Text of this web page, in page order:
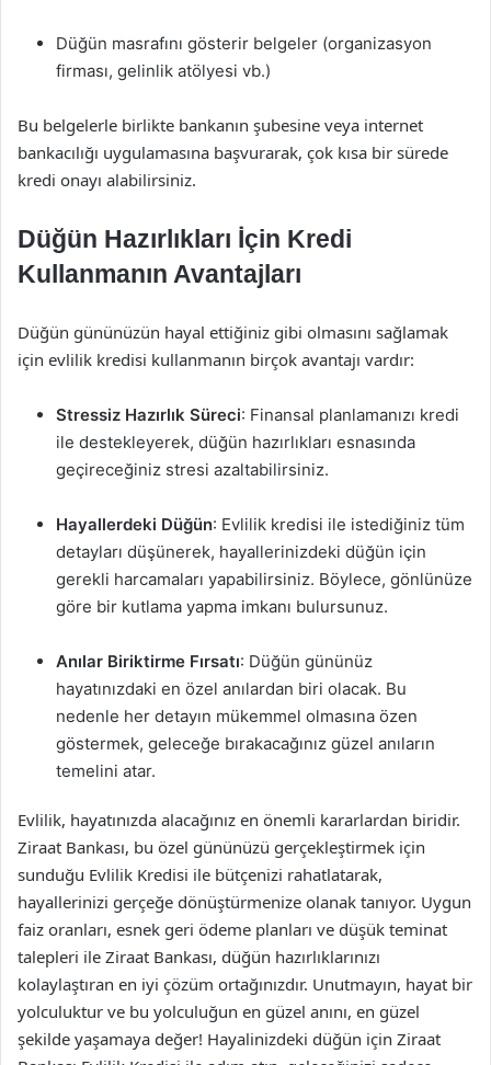
Düğün masrafını gösterir belgeler (organizasyon
firması, gelinlik atölyesi vb.)
Bu belgelerle birlikte bankanın şubesine veya internet
bankacılığı uygulamasına başvurarak, çok kısa bir sürede
kredi onayı alabilirsiniz.
Düğün Hazırlıkları İçin Kredi
Kullanmanın Avantajları
Düğün gününüzün hayal ettiğiniz gibi olmasını sağlamak
için evlilik kredisi kullanmanın birçok avantajı vardır:
Stressiz Hazırlık Süreci: Finansal planlamanızı kredi
ile destekleyerek, düğün hazırlıkları esnasında
geçireceğiniz stresi azaltabilirsiniz.
Hayallerdeki Düğün: Evlilik kredisi ile istediğiniz tüm
detayları düşünerek, hayallerinizdeki düğün için
gerekli harcamaları yapabilirsiniz. Böylece, gönlünüze
göre bir kutlama yapma imkanı bulursunuz.
Anılar Biriktirme Fırsatı: Düğün gününüz
hayatınızdaki en özel anılardan biri olacak. Bu
nedenle her detayın mükemmel olmasına özen
göstermek, geleceğe bırakacağınız güzel anıların
temelini atar.
Evlilik, hayatınızda alacağınız en önemli kararlardan biridir.
Ziraat Bankası, bu özel gününüzü gerçekleştirmek için
sunduğu Evlilik Kredisi ile bütçenizi rahatlatarak,
hayallerinizi gerçeğe dönüştürmenize olanak tanıyor. Uygun
faiz oranları, esnek geri ödeme planları ve düşük teminat
talepleri ile Ziraat Bankası, düğün hazırlıklarınızı
kolaylaştıran en iyi çözüm ortağınızdır. Unutmayın, hayat bir
yolculuktur ve bu yolculuğun en güzel anını, en güzel
şekilde yaşamaya değer! Hayalinizdeki düğün için Ziraat